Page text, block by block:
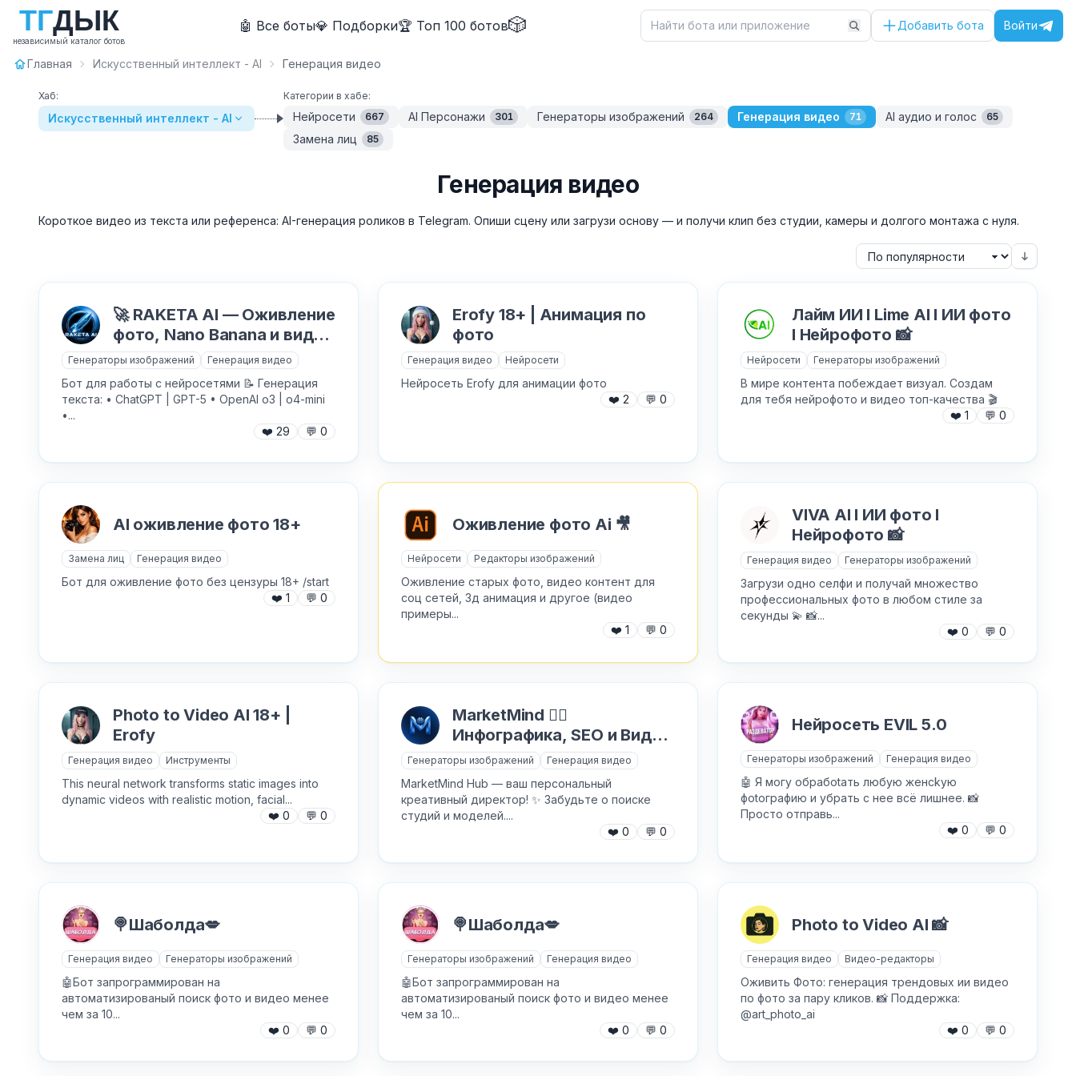
ТГДЫК
независимый каталог ботов
🤖 Все боты💎 Подборки🏆 Топ 100 ботов🎲 Добавить бота Войти
Как добавить бота?
AI Персонажи
NFT и Telegram Подарки
Активности для чата
Аниме и манга
Анонимные вопросы
Базы и парсеры
Мини-игры
Модерация и антиспам
Музыка
Новости и блоги
Обменники и биржи
Авторизуйтесь, чтобы бесплатно
добавить бота в каталог
Войти через Telegram
Главная Искусственный интеллект - AI Генерация видео
Хаб:
Искусственный интеллект - AI
Категории в хабе:
Нейросети 667 AI Персонажи 301 Генераторы изображений 264 Генерация видео 71 AI аудио и голос 65
Замена лиц 85
Генерация видео
Короткое видео из текста или референса: AI-генерация роликов в Telegram. Опиши сцену или загрузи основу — и получи клип без студии, камеры и долгого монтажа с нуля.
🚀 RAKETA AI — Оживление
фото, Nano Banana и видео
Sora
Генераторы изображений Генерация видео
Бот для работы с нейросетями 📝 Генерация
текста: • ChatGPT | GPT-5 • OpenAI o3 | o4-mini
•...
❤️ 29 💬 0
Erofy 18+ | Анимация по
фото
Генерация видео Нейросети
Нейросеть Erofy для анимации фото
❤️ 2 💬 0
Лайм ИИ I Lime AI I ИИ фото
I Нейрофото 📸
Нейросети Генераторы изображений
В мире контента побеждает визуал. Создам
для тебя нейрофото и видео топ-качества 🎬
❤️ 1 💬 0
AI оживление фото 18+
Замена лиц Генерация видео
Бот для оживление фото без цензуры 18+ /start
❤️ 1 💬 0
Оживление фото Ai 🎥
Нейросети Редакторы изображений
Оживление старых фото, видео контент для
соц сетей, 3д анимация и другое (видео
примеры...
❤️ 1 💬 0
VIVA AI I ИИ фото I
Нейрофото 📸
Генерация видео Генераторы изображений
Загрузи одно селфи и получай множество
профессиональных фото в любом стиле за
секунды 💫 📸...
❤️ 0 💬 0
Photo to Video Al 18+ |
Erofy
Генерация видео Инструменты
This neural network transforms static images into
dynamic videos with realistic motion, facial...
❤️ 0 💬 0
MarketMind ❤️‍🔥
Инфографика, SEO и Видео
ИИ
Генераторы изображений Генерация видео
MarketMind Hub — ваш персональный
креативный директор! ✨ Забудьте о поиске
студий и моделей....
❤️ 0 💬 0
Нейросеть EVIL 5.0
Генераторы изображений Генерация видео
🤖 Я мoгy oбpaбotaть любyю жeнckyю
фotoгpaфию и yбрaть c нee вcё лишнee. 📸
Пpocтo oтпpaвь...
❤️ 0 💬 0
🍭Шаболда💋
Генерация видео Генераторы изображений
🤖Бот запрограммирован на
автоматизированый поиск фото и видео менее
чем за 10...
❤️ 0 💬 0
🍭Шаболда💋
Генераторы изображений Генерация видео
🤖Бот запрограммирован на
автоматизированый поиск фото и видео менее
чем за 10...
❤️ 0 💬 0
Photo to Video AI 📸
Генерация видео Видео-редакторы
Оживить Фото: генерация трендовых ии видео
по фото за пару кликов. 📸 Поддержка:
@art_photo_ai
❤️ 0 💬 0